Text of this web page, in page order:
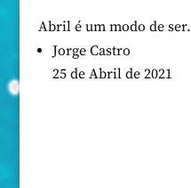
Abril é um modo de ser.
Jorge Castro
25 de Abril de 2021